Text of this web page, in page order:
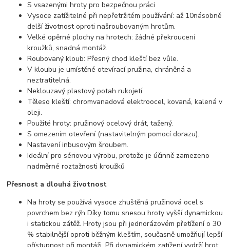
S vsazenými hroty pro bezpečnou práci
Vysoce zatížitelné při nepřetržitém používání: až 10násobně
delší životnost oproti našroubovaným hrotům.
Velké opěrné plochy na hrotech: žádné překroucení
kroužků, snadná montáž.
Roubovaný kloub: Přesný chod kleští bez vůle.
V kloubu je umístěné otevírací pružina, chráněná a
neztratitelná.
Neklouzavý plastový potah rukojetí.
Těleso kleští: chromvanadová elektroocel, kovaná, kalená v
oleji.
Použité hroty: pružinový ocelový drát, tažený.
S omezením otevření (nastavitelným pomocí dorazu).
Nastavení inbusovým šroubem.
Ideální pro sériovou výrobu, protože je účinně zamezeno
nadměrné roztažnosti kroužků
Přesnost a dlouhá životnost
Na hroty se používá vysoce zhuštěná pružinová ocel s
povrchem bez rýh Díky tomu snesou hroty vyšší dynamickou
i statickou zátěž. Hroty jsou při jednorázovém přetížení o 30
% stabilnější oproti běžným kleštím, současně umožňují lepší